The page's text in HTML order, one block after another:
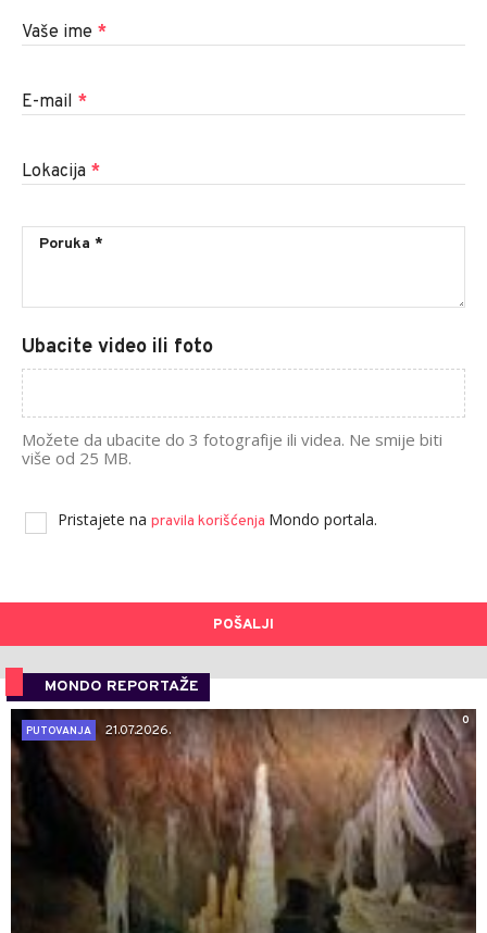
Vaše ime *
E-mail *
Lokacija *
Ubacite video ili foto
Možete da ubacite do 3 fotografije ili videa. Ne smije biti
više od 25 MB.
Pristajete na pravila korišćenja Mondo portala.
POŠALJI
MONDO REPORTAŽE
0
PUTOVANJA
21.07.2026.